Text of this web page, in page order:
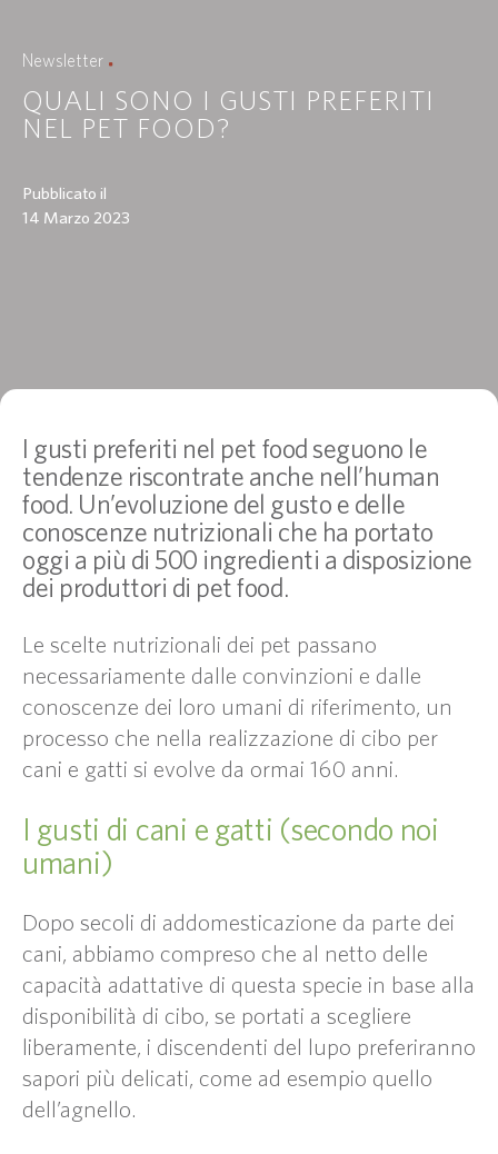
Newsletter
QUALI SONO I GUSTI PREFERITI
NEL PET FOOD?
Pubblicato il
14 Marzo 2023
I gusti preferiti nel pet food seguono le
tendenze riscontrate anche nell’human
food. Un’evoluzione del gusto e delle
conoscenze nutrizionali che ha portato
oggi a più di 500 ingredienti a disposizione
dei produttori di pet food.
Le scelte nutrizionali dei pet passano
necessariamente dalle convinzioni e dalle
conoscenze dei loro umani di riferimento, un
processo che nella realizzazione di cibo per
cani e gatti si evolve da ormai 160 anni.
I gusti di cani e gatti (secondo noi
umani)
Dopo secoli di addomesticazione da parte dei
cani, abbiamo compreso che al netto delle
capacità adattative di questa specie in base alla
disponibilità di cibo, se portati a scegliere
liberamente, i discendenti del lupo preferiranno
sapori più delicati, come ad esempio quello
dell’agnello.